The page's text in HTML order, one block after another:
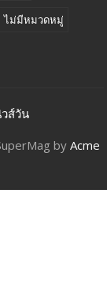
ไม่มีหมวดหมู่
ส์วัน
by Acme